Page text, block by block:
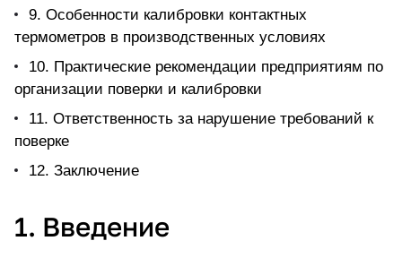
9. Особенности калибровки контактных
термометров в производственных условиях
10. Практические рекомендации предприятиям по
организации поверки и калибровки
11. Ответственность за нарушение требований к
поверке
12. Заключение
1. Введение